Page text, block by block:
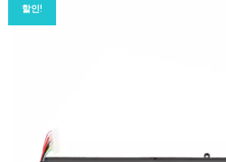
할인!